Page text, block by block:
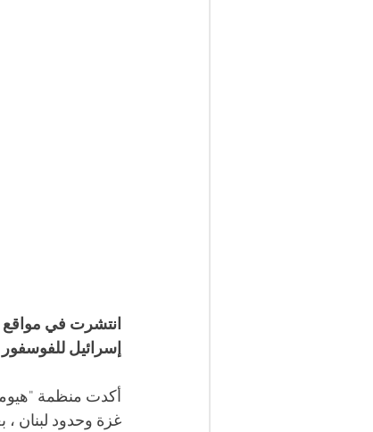
انتشرت في مواقع
إسرائيل
أكدت منظمة
غزة وحدود لبنان